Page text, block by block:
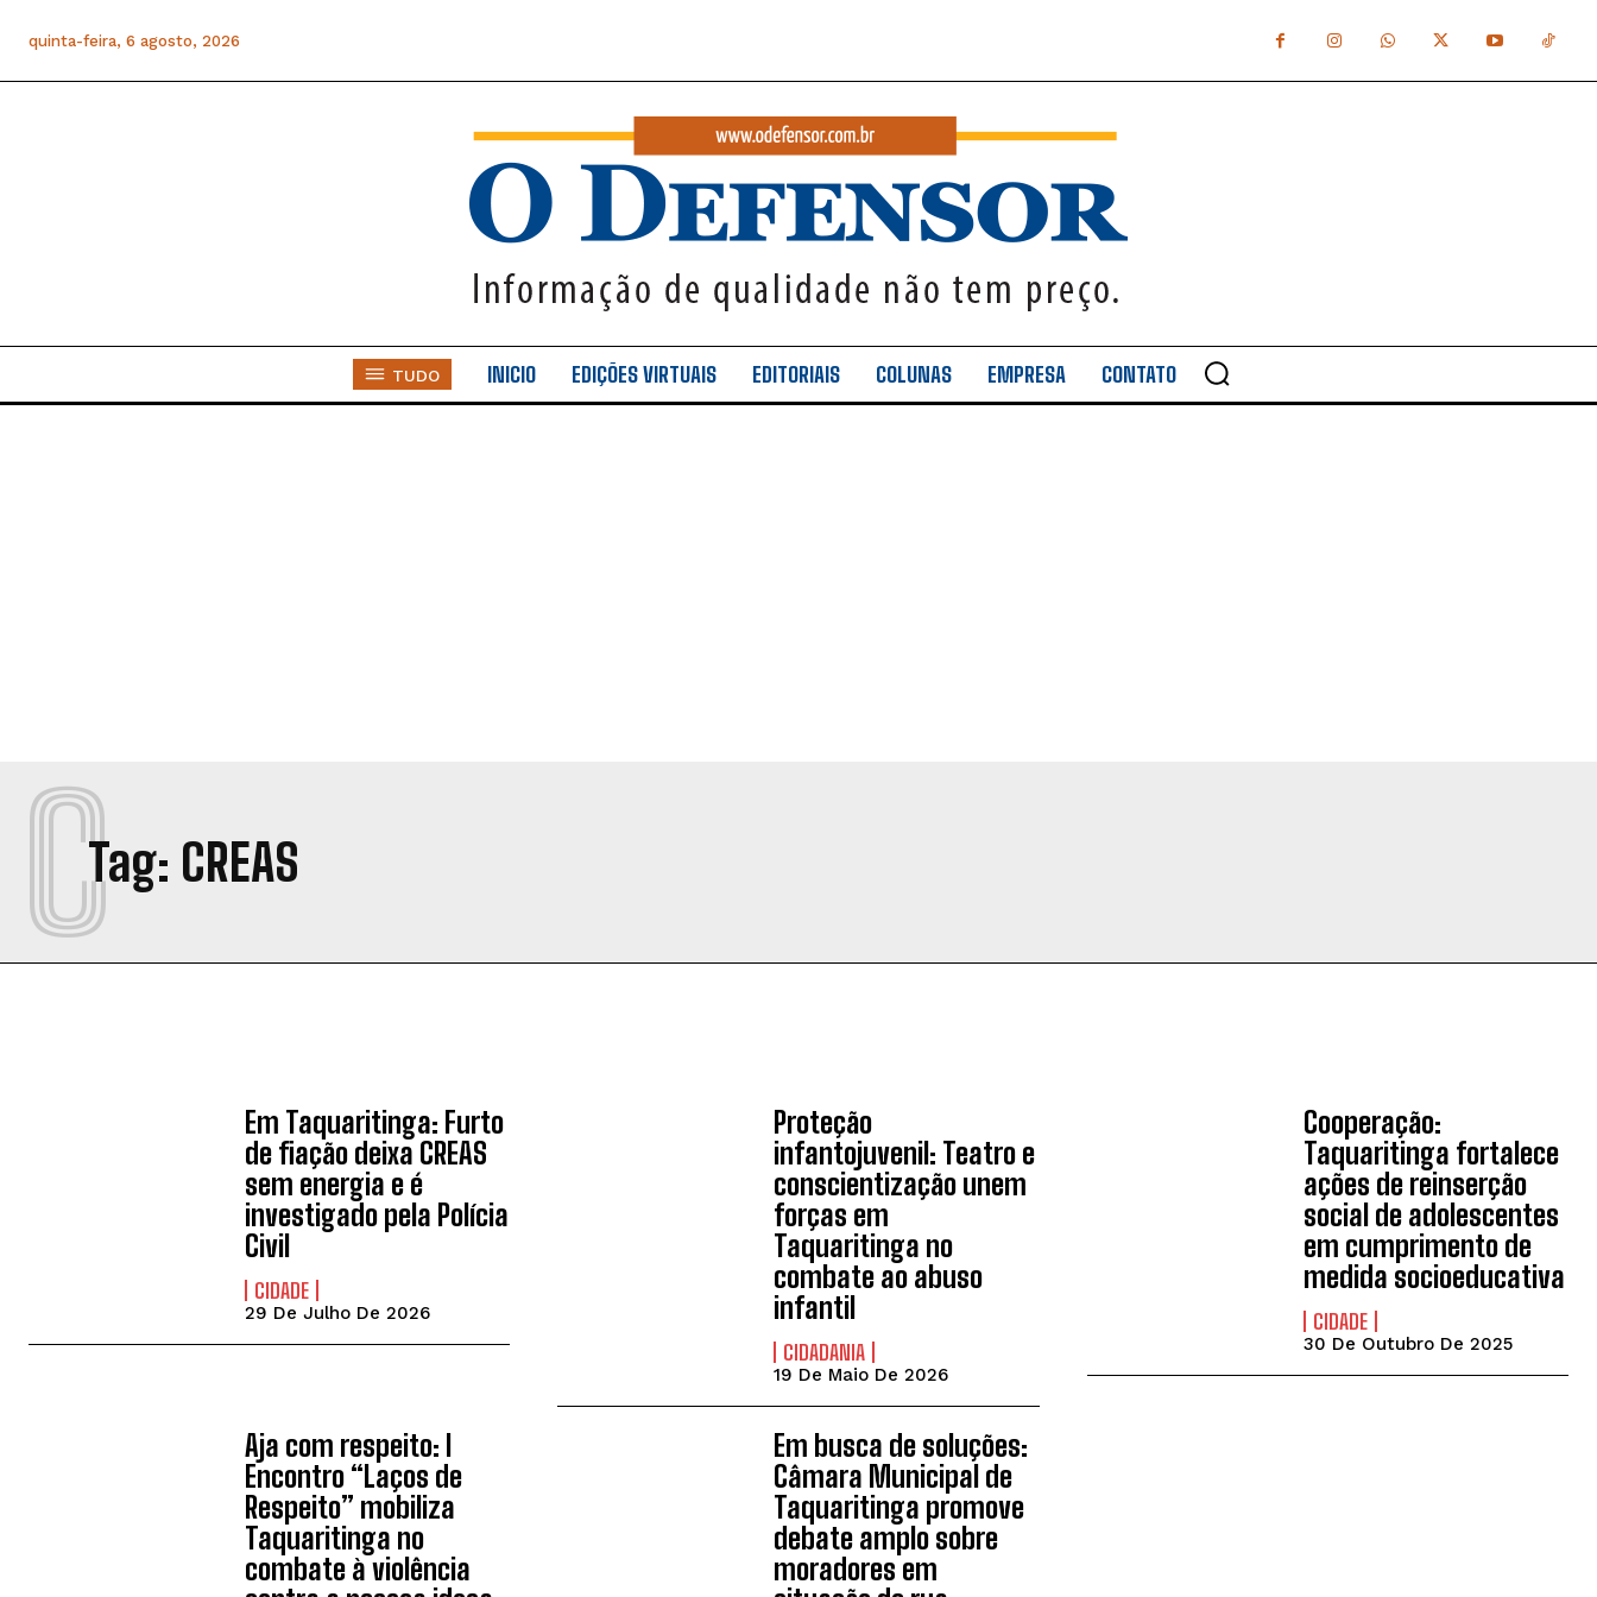
quinta-feira, 6 agosto, 2026
TUDO INICIO EDIÇÕES VIRTUAIS EDITORIAIS COLUNAS EMPRESA CONTATO
Tag: CREAS
C
Em Taquaritinga: Furto
de fiação deixa CREAS
sem energia e é
investigado pela Polícia
Civil
CIDADE
29 De Julho De 2026
Proteção
infantojuvenil: Teatro e
conscientização unem
forças em
Taquaritinga no
combate ao abuso
infantil
CIDADANIA
19 De Maio De 2026
Cooperação:
Taquaritinga fortalece
ações de reinserção
social de adolescentes
em cumprimento de
medida socioeducativa
CIDADE
30 De Outubro De 2025
Aja com respeito: I
Encontro “Laços de
Respeito” mobiliza
Taquaritinga no
combate à violência
Em busca de soluções:
Câmara Municipal de
Taquaritinga promove
debate amplo sobre
moradores em